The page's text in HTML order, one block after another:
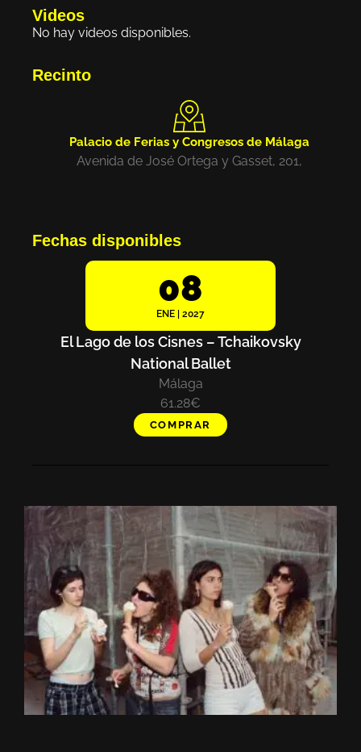
Videos
No hay videos disponibles.
Recinto
Palacio de Ferias y Congresos de Málaga
Avenida de José Ortega y Gasset, 201,
Fechas disponibles
08
ENE | 2027
El Lago de los Cisnes – Tchaikovsky
National Ballet
Málaga
61.28€
COMPRAR